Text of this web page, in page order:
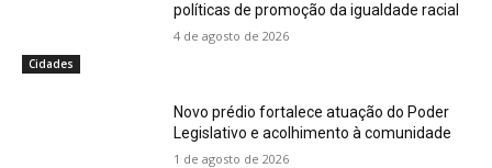
Cidades
políticas de promoção da igualdade racial
4 de agosto de 2026
Novo prédio fortalece atuação do Poder
Legislativo e acolhimento à comunidade
1 de agosto de 2026